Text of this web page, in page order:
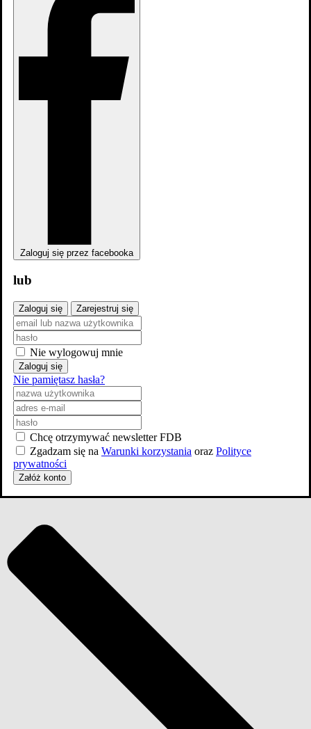
Pałac Wschodni: Sezon 1
Sezon
2026
od 16 lat
Akcja,
8 odcinków
Odcinki
Zaloguj się przez facebooka
lub
Zaloguj się Zarejestruj się
Nie wylogowuj mnie
Zaloguj się
Nie pamiętasz hasła?
Chcę otrzymywać newsletter FDB
Zgadzam się na Warunki korzystania oraz Polityce
prywatności
Załóż konto